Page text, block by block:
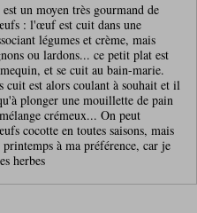
un moyen très gourmand de
: l'œuf est cuit dans une
légumes et crème, mais
ou lardons... ce petit plat est
et se cuit au bain-marie.
cuit est alors coulant à souhait et il
plonger une mouillette de pain
crémeux... On peut
cocotte en toutes saisons, mais
à ma préférence, car je
herbes